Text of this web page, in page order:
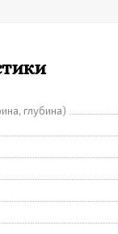
глубина)